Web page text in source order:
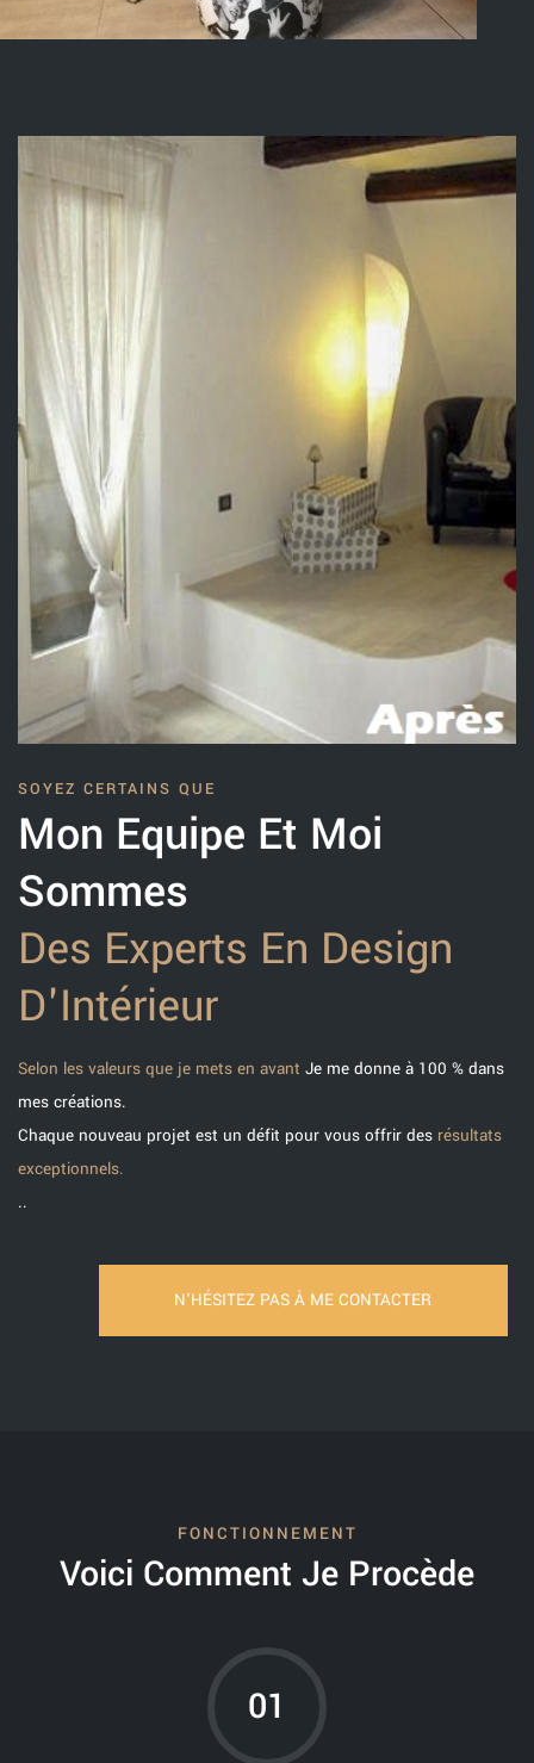
SOYEZ CERTAINS QUE
Mon Equipe Et Moi
Sommes
Des Experts En Design
D'Intérieur
Selon les valeurs que je mets en avant Je me donne à 100 % dans
mes créations.
Chaque nouveau projet est un défit pour vous offrir des résultats
exceptionnels.
..
N'HÉSITEZ PAS À ME CONTACTER
FONCTIONNEMENT
Voici Comment Je Procède
01